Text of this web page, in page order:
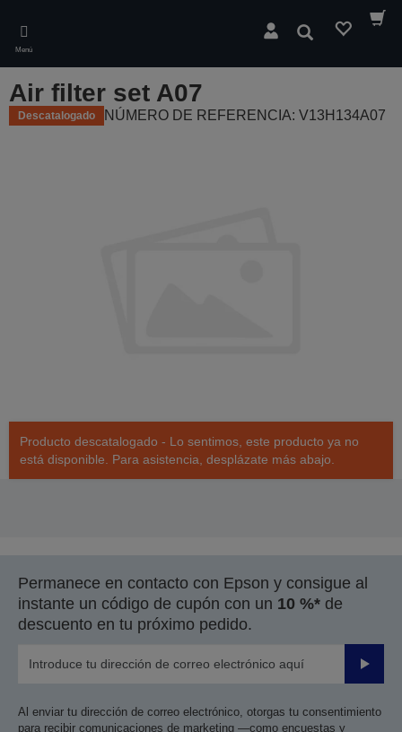
main
content
Menú
Buscar
Air filter set A07
Descatalogado NÚMERO DE REFERENCIA: V13H134A07
Producto descatalogado - Lo sentimos, este producto ya no
está disponible. Para asistencia, desplázate más abajo.
Permanece en contacto con Epson y consigue al
instante un código de cupón con un 10 %* de
descuento en tu próximo pedido.
Enviar
Al enviar tu dirección de correo electrónico, otorgas tu consentimiento
para recibir comunicaciones de marketing —como encuestas y